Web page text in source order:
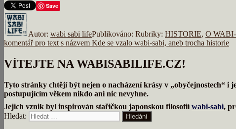
Save
Autor: wabi sabi lifePublikováno: Rubriky: HISTORIE, O
komentářpro text s názvem Kde se vzalo wabi-sabi, aneb trocha historie
VÍTEJTE NA WABISABILIFE.CZ!
Tyto stránky chtějí být nejen o nacházení krásy v „obyčejnostech“ i
postupujícím věkem nikdo ani nic nevyhne.
Jejich vznik byl inspirován stařičkou japonskou filosofiíwabi-sabi,
Hledat:
Hledání